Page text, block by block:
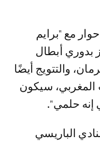
بدوري أبطال
والتتويج أيضًا
المغربي، سيكون
إنه حلمي".
الباريسي